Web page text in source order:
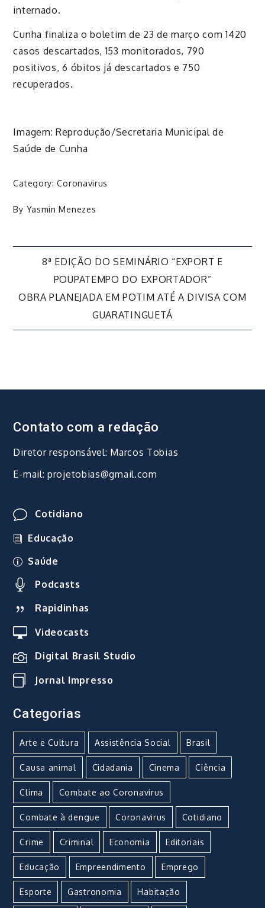
internado.
Cunha finaliza o boletim de 23 de março com 1420
casos descartados, 153 monitorados, 790
positivos, 6 óbitos já descartados e 750
recuperados.
Imagem: Reprodução/Secretaria Municipal de
Saúde de Cunha
Category:Coronavirus
By Yasmin Menezes
Navegação
de
Post
8ª EDIÇÃO DO SEMINÁRIO “EXPORT E
POUPATEMPO DO EXPORTADOR”
OBRA PLANEJADA EM POTIM ATÉ A DIVISA COM
GUARATINGUETÁ
Contato com a redação
Diretor responsável: Marcos Tobias
E-mail: projetobias@gmail.com
Cotidiano
Educação
Saúde
Podcasts
Rapidinhas
Videocasts
Digital Brasil Studio
Jornal Impresso
Categorias
Arte e Cultura Assistência Social Brasil
Causa animal Cidadania Cinema Ciência
Clima Combate ao Coronavirus
Combate à dengue Coronavirus Cotidiano
Crime Criminal Economia Editoriais
Educação Empreendimento Emprego
Esporte Gastronomia Habitação